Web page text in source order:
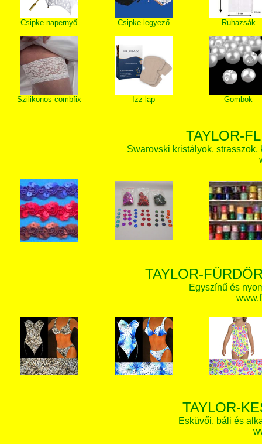
Csipke napernyő Csipke legyező Ruhazsák
Szilikonos combfix Izz lap Gombok
TAYLOR-
Swarovski kristályok,
TAYLOR-
Egyszínű és
TAYLOR-
Esküvői, báli és